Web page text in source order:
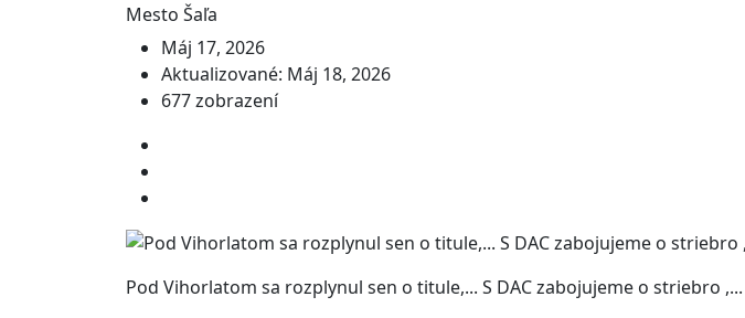
Mesto Šaľa
Máj 17, 2026
Aktualizované: Máj 18, 2026
677 zobrazení
Pod Vihorlatom sa rozplynul sen o titule,... S DAC zabojujeme o striebro ,...